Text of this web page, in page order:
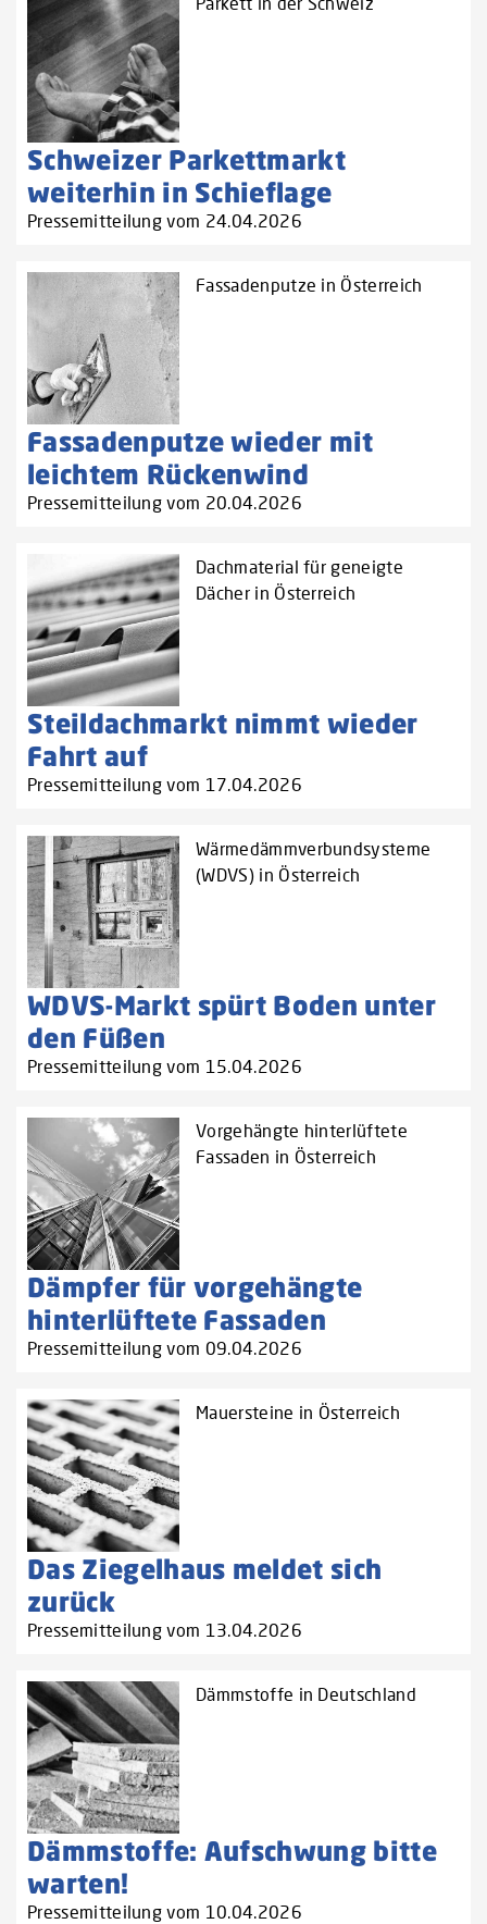
Schweizer Parkettmarkt
weiterhin in Schieflage
Pressemitteilung vom 24.04.2026
Fassadenputze in Österreich
Fassadenputze wieder mit
leichtem Rückenwind
Pressemitteilung vom 20.04.2026
Dachmaterial für geneigte
Dächer in Österreich
Steildachmarkt nimmt wieder
Fahrt auf
Pressemitteilung vom 17.04.2026
Wärmedämmverbundsysteme
(WDVS) in Österreich
WDVS-Markt spürt Boden unter
den Füßen
Pressemitteilung vom 15.04.2026
Vorgehängte hinterlüftete
Fassaden in Österreich
Dämpfer für vorgehängte
hinterlüftete Fassaden
Pressemitteilung vom 09.04.2026
Mauersteine in Österreich
Das Ziegelhaus meldet sich
zurück
Pressemitteilung vom 13.04.2026
Dämmstoffe in Deutschland
Dämmstoffe: Aufschwung bitte
warten!
Pressemitteilung vom 10.04.2026